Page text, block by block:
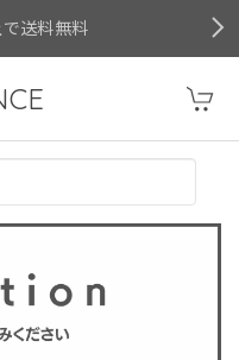
送料無料